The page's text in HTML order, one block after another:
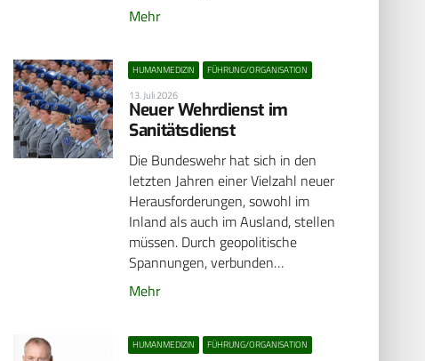
Mehr
HUMANMEDIZIN FÜHRUNG/ORGANISATION
13. Juli 2026
Neuer Wehrdienst im
Sanitätsdienst
Die Bundeswehr hat sich in den
letzten Jahren einer Vielzahl neuer
Herausforderungen, sowohl im
Inland als auch im Ausland, stellen
müssen. Durch geopolitische
Spannungen, verbunden…
Mehr
HUMANMEDIZIN FÜHRUNG/ORGANISATION